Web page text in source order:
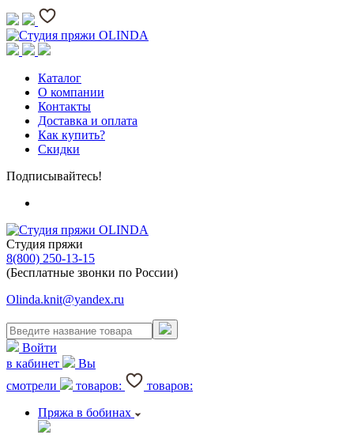
Каталог
О компании
Контакты
Доставка и оплата
Как купить?
Скидки
Подписывайтесь!
Студия пряжи
8(800) 250-13-15
(Бесплатные звонки по России)
Olinda.knit@yandex.ru
Войти
в кабинет
Вы
смотрели
товаров:
товаров:
Пряжа в бобинах